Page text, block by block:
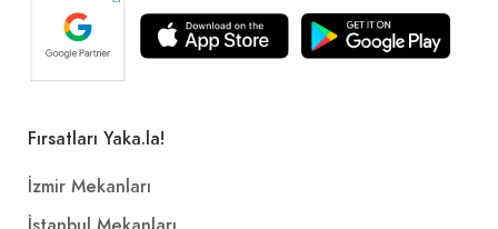
Fırsatları Yaka.la!
İzmir Mekanları